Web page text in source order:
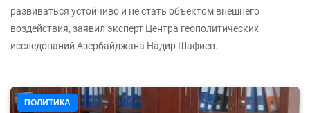
развиваться устойчиво и не стать объектом внешнего
воздействия, заявил эксперт Центра геополитических
исследований Азербайджана Надир Шафиев.
ПОЛИТИКА